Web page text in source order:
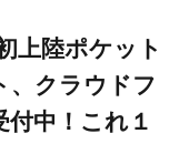
上陸ポケット
、クラウドフ
中！これ１